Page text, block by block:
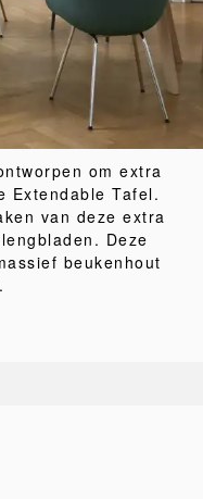
om extra
Extendable Tafel.
van deze extra
Deze
beukenhout